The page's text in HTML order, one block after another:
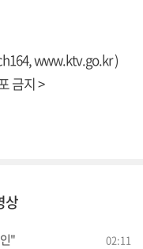
www.ktv.go.kr)
금지 >
상
" 02:11